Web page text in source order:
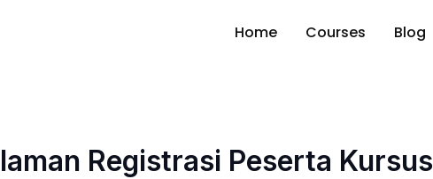
Home Courses Blog
Registrasi Peserta Kursus